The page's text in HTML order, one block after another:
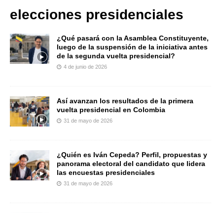
elecciones presidenciales
¿Qué pasará con la Asamblea Constituyente,
luego de la suspensión de la iniciativa antes
de la segunda vuelta presidencial?
4 de junio de 2026
Así avanzan los resultados de la primera
vuelta presidencial en Colombia
31 de mayo de 2026
¿Quién es Iván Cepeda? Perfil, propuestas y
panorama electoral del candidato que lidera
las encuestas presidenciales
31 de mayo de 2026